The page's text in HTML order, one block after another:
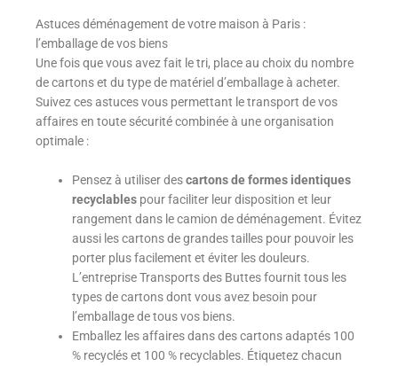
Astuces déménagement de votre maison à Paris :
l’emballage de vos biens
Une fois que vous avez fait le tri, place au choix du nombre
de cartons et du type de matériel d’emballage à acheter.
Suivez ces astuces vous permettant le transport de vos
affaires en toute sécurité combinée à une organisation
optimale :
Pensez à utiliser descartons de formes identiques
recyclables pour faciliter leur disposition et leur
rangement dans le camion de déménagement. Évitez
aussi les cartons de grandes tailles pour pouvoir les
porter plus facilement et éviter les douleurs.
L’entreprise Transports des Buttes fournit tous les
types de cartons dont vous avez besoin pour
l’emballage de tous vos biens.
Emballez les affaires dans des cartons adaptés 100
% recyclés et 100 % recyclables. Étiquetez chacun